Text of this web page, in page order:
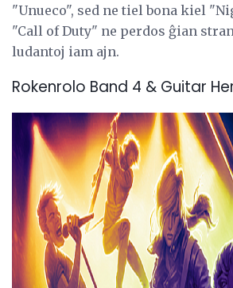
"Unueco", sed ne tiel bona kiel
"Call of Duty" ne perdos ĝian
ludantoj iam ajn.
Rokenrolo Band 4 & Guitar